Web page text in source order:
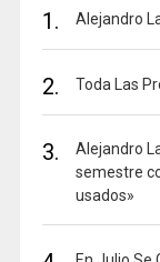
1. Alejandro
2. Toda Las
3.
Alejandro
semestre
usados»